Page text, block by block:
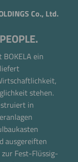
Co., Ltd.
ein
stehen.
in
ausgereiften
Fest-Flüssig-